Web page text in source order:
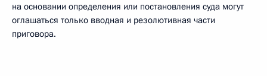
на основании определения или постановления суда могут
оглашаться только вводная и резолютивная части
приговора.